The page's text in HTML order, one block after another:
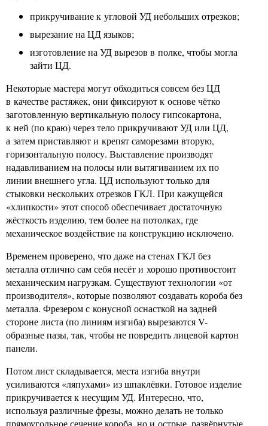
прикручивание к угловой УД небольших отрезков;
вырезание на ЦД языков;
изготовление на УД вырезов в полке, чтобы могла
зайти ЦД.
Некоторые мастера могут обходиться совсем без ЦД
в качестве растяжек, они фиксируют к основе чётко
заготовленную вертикальную полосу гипсокартона,
к ней (по краю) через тело прикручивают УД или ЦД,
а затем приставляют и крепят саморезами вторую,
горизонтальную полосу. Выставление производят
надавливанием на полосы или вытягиванием их по
линии внешнего угла. ЦД используют только для
стыковки нескольких отрезков ГКЛ. При кажущейся
«хлипкости» этот способ обеспечивает достаточную
жёсткость изделию, тем более на потолках, где
механическое воздействие на конструкцию исключено.
Временем проверено, что даже на стенах ГКЛ без
металла отлично сам себя несёт и хорошо противостоит
механическим нагрузкам. Существуют технологии «от
производителя», которые позволяют создавать короба без
металла. Фрезером с конусной оснасткой на задней
стороне листа (по линиям изгиба) вырезаются V-
образные пазы, так, чтобы не повредить лицевой картон
панели.
Потом лист складывается, места изгиба внутри
усиливаются «ляпухами» из шпаклёвки. Готовое изделие
прикручивается к несущим УД. Интересно, что,
используя различные фрезы, можно делать не только
прямоугольное сечение короба, но и острые, развёрнутые